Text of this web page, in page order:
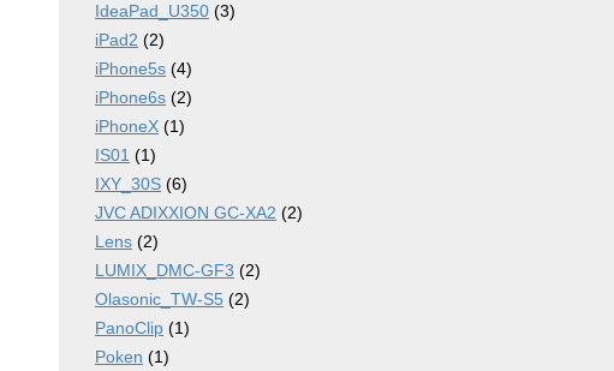
IdeaPad_U350 (3)
iPad2 (2)
iPhone5s (4)
iPhone6s (2)
iPhoneX (1)
IS01 (1)
IXY_30S (6)
JVC ADIXXION GC-XA2 (2)
Lens (2)
LUMIX_DMC-GF3 (2)
Olasonic_TW-S5 (2)
PanoClip (1)
Poken (1)